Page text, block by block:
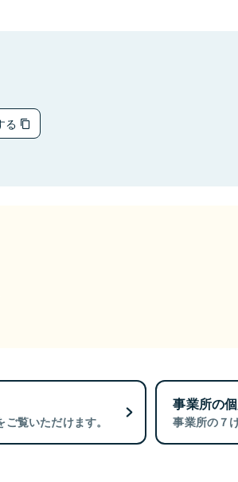
る
覧いただけます。
事業所の
事業所の７